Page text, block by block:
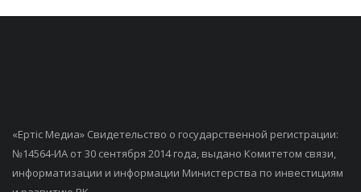
«Ертiс Медиа» Свидетельство о государственной регистрации:
№14564-ИА от 30 сентября 2014 года, выдано Комитетом связи,
информатизации и информации Министерства по инвестициям